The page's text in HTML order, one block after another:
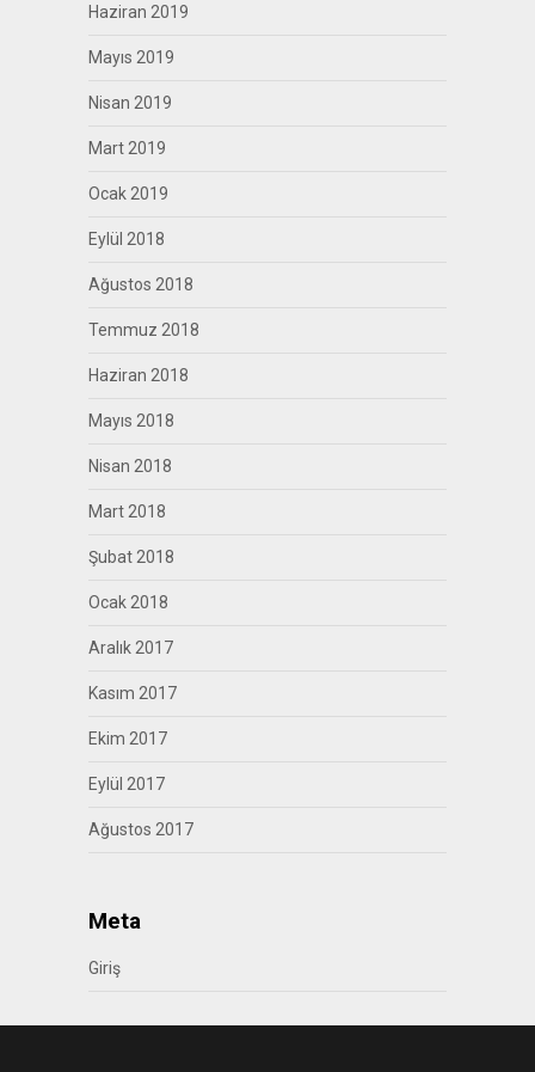
Haziran 2019
Mayıs 2019
Nisan 2019
Mart 2019
Ocak 2019
Eylül 2018
Ağustos 2018
Temmuz 2018
Haziran 2018
Mayıs 2018
Nisan 2018
Mart 2018
Şubat 2018
Ocak 2018
Aralık 2017
Kasım 2017
Ekim 2017
Eylül 2017
Ağustos 2017
Meta
Giriş